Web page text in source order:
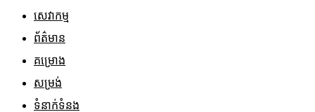
សេវាកម្ម
ព័ត៌មាន
គម្រោង
សម្រង់
ទំនាក់ទំនង